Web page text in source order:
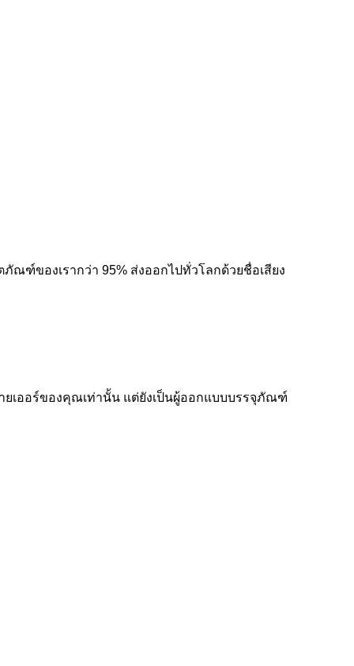
ณฑ์ของเรากว่า 95% ส่งออกไปทั่วโลกด้วยชื่อเสียง
ยเออร์ของคุณเท่านั้น แต่ยังเป็นผู้ออกแบบบรรจุภัณฑ์